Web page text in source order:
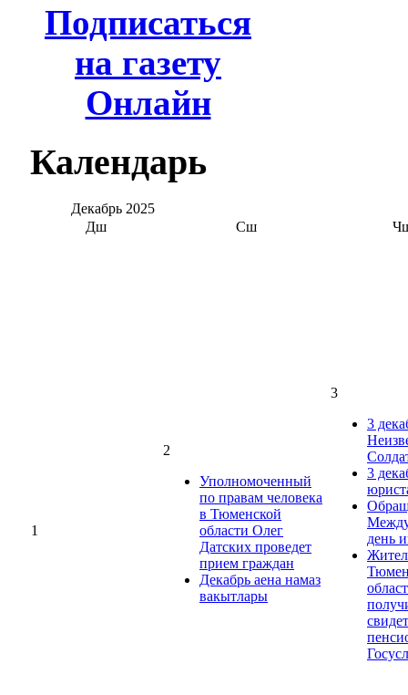
Подписаться
на газету
Онлайн
Календарь
Декабрь 2025
Дш
Сш
1
2
Уполномоченный
по правам человека
в Тюменской
области Олег
Датских проведет
прием граждан
Декабрь аена намаз
вакытлары
3
3
3
день